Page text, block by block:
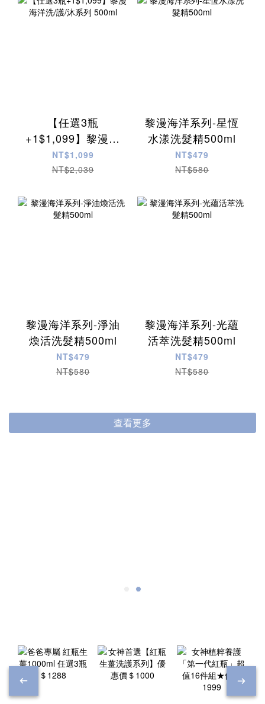
【任選3瓶
+1$1,099】黎漫海
洋洗/護/沐系列
500ml
NT$1,099
NT$2,039
黎漫海洋系列-星恆
水漾洗髮精500ml
NT$479
NT$580
黎漫海洋系列-淨油
煥活洗髮精500ml
NT$479
NT$580
黎漫海洋系列-光蘊
活萃洗髮精500ml
NT$479
NT$580
查看更多